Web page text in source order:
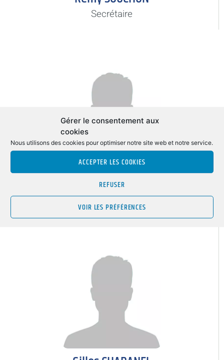
Gérer le consentement aux
cookies
Nous utilisons des cookies pour optimiser notre site web et notre service.
ACCEPTER LES COOKIES
REFUSER
VOIR LES PRÉFÉRENCES
Secrétaire
Hélène RAVEL
Secrétaire adjointe